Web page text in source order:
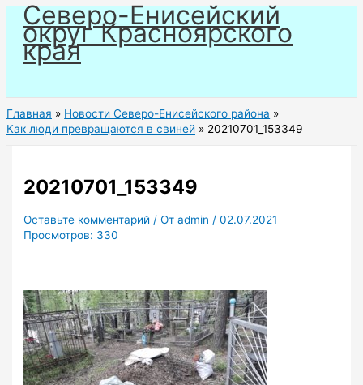
Перейти
содержимому
Северо-Енисейский
округ Красноярского
края
Главная
Новости Северо-Енисейского района
Как люди превращаются в свиней
20210701_153349
20210701_153349
Оставьте комментарий / Отadmin /02.07.2021
Просмотров: 330